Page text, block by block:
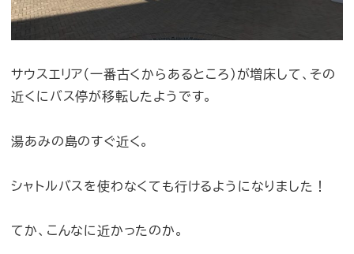
サウスエリア（一番古くからあるところ）が増床して、その
近くにバス停が移転したようです。
湯あみの島のすぐ近く。
シャトルバスを使わなくても行けるようになりました！
てか、こんなに近かったのか。